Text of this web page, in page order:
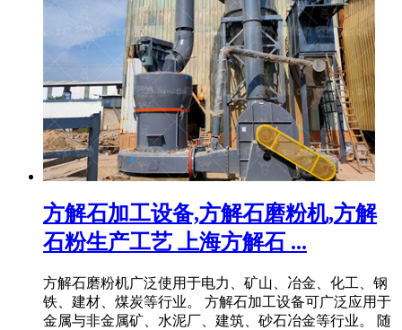
方解石加工设备,方解石磨粉机,方解
石粉生产工艺 上海方解石 ...
方解石磨粉机广泛使用于电力、矿山、冶金、化工、钢
铁、建材、煤炭等行业。 方解石加工设备可广泛应用于
金属与非金属矿、水泥厂、建筑、砂石冶金等行业。 随